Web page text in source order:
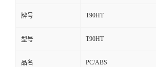
牌号 T90HT
型号 T90HT
品名 PC/ABS